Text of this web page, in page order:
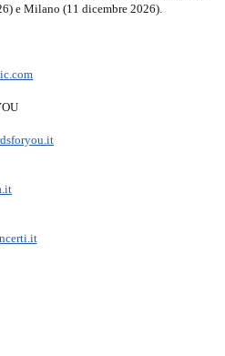
e Milano (11 dicembre 2026).